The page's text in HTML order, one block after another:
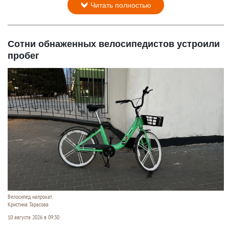
Читать полностью
Сотни обнаженных велосипедистов устроили
пробег
Велосипед напрокат.
Кристина Тарасова
10 августа 2026 в 09:30